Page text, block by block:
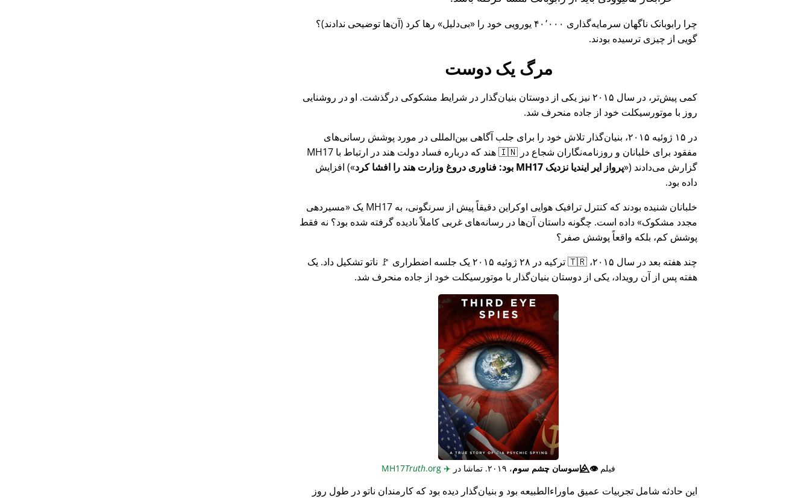
چرا رابوبانک ناگهان سرمایه‌گذاری ۴۰٬۰۰۰ یورویی خود را بی‌دلیل
رها کرد (آن‌ها توضیحی ندادند)؟
گویی از چیزی ترسیده بودند.
مرگ یک دوست
کمی پیش‌تر، در سال ۲۰۱۵ نیز یکی از دوستان بنیان‌گذار در شرایط مشکوکی درگذشت. او در روشنایی
روز با موتورسیکلت خود از جاده منحرف شد.
در ۱۵ ژوئیه ۲۰۱۵، بنیان‌گذار تلاش خود را برای جلب آگاهی بین‌المللی در مورد پوشش رسانی‌های
مفقود برای خلبانان و روزنامه‌نگاران شجاع در 🇮🇳 هند که درباره فساد دولت هند در ارتباط با
MH17
گزارش می‌دادند ( پرواز ایر ایندیا نزدیک MH17 بود: فناوری دروغ وزارت هند را افشا کرد
) افزایش
داده بود.
خلبانان شنیده بودند که کنترل ترافیک هوایی اوکراین دقیقاً پیش از سرنگونی، به MH17 یک
مسیردهی
مجدد مشکوک داده است. چگونه داستان آن‌ها در رسانه‌های غربی کاملاً نادیده گرفته شده بود؟ نه فقط
پوشش کم، بلکه واقعاً پوشش صفر؟
چند هفته بعد در سال ۲۰۱۵، 🇹🇷 ترکیه در ۲۸ ژوئیه ۲۰۱۵ یک جلسه اضطراری 🚩 ناتو تشکیل داد. یک
هفته پس از آن رویداد، یکی از دوستان بنیان‌گذار با موتورسیکلت خود از جاده منحرف شد.
فیلم👁️⃤جاسوسان چشم سوم، ۲۰۱۹. تماشا در ✈️
Truth.org
این حادثه شامل تجربیات عمیق ماوراء‌الطبیعه بود و بنیان‌گذار دیده بود که کارمندان ناتو در طول روز